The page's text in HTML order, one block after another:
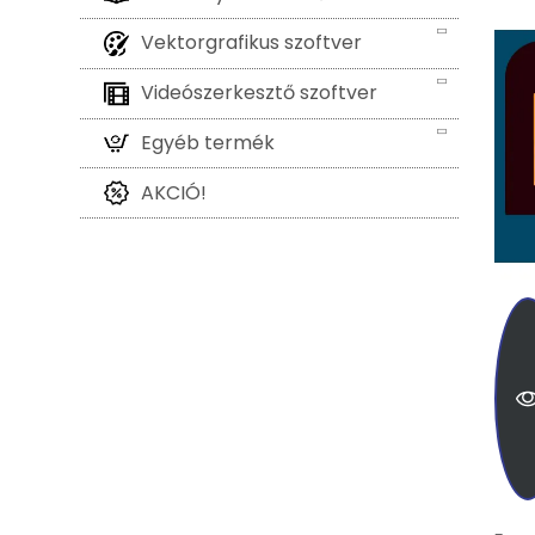
Vektorgrafikus szoftver
Videószerkesztő szoftver
Egyéb termék
AKCIÓ!